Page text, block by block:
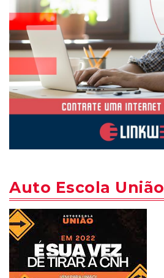
Auto Escola União